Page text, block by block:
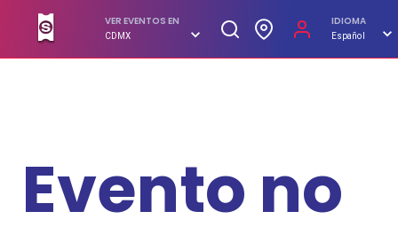
VER EVENTOS EN
CDMX
IDIOMA
Español
Evento no
SUPERBOLETOS. No hagas filas, compra en línea